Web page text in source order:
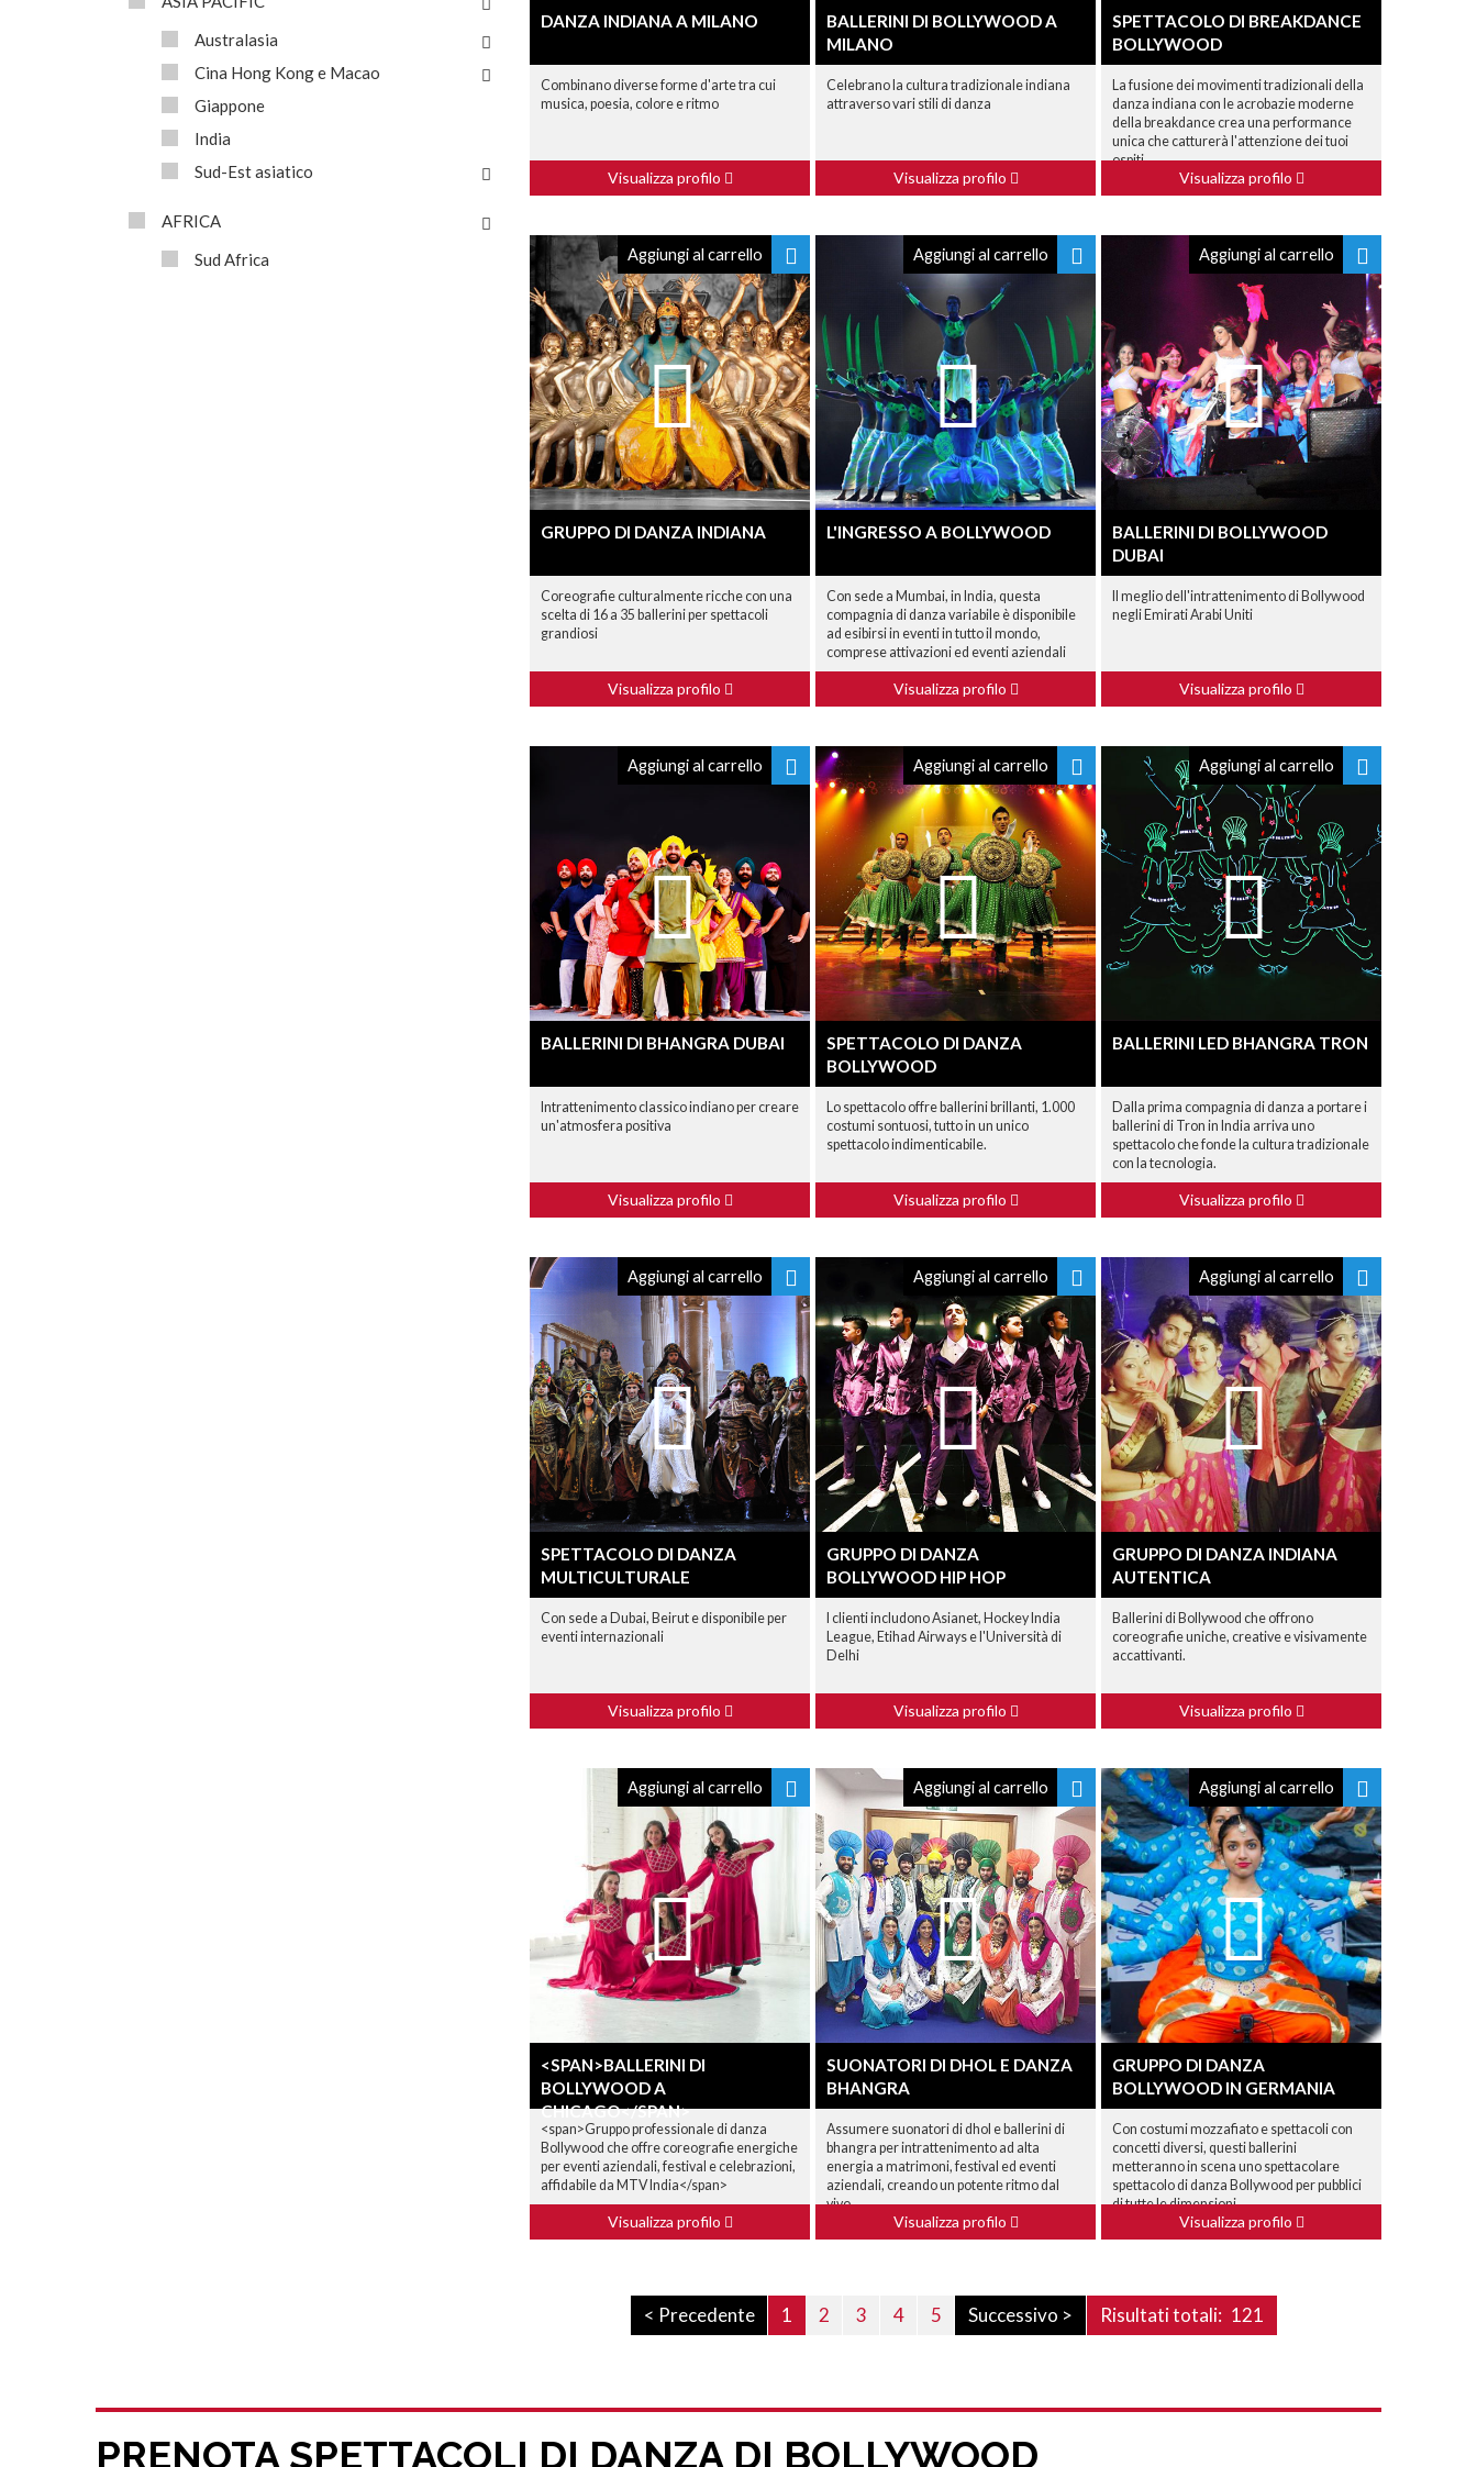
Australasia
Cina Hong Kong e Macao
Giappone
India
Sud-Est asiatico
AFRICA
Sud Africa
DANZA INDIANA A MILANO
Combinano diverse forme d'arte tra cui
musica, poesia, colore e ritmo
Visualizza profilo
BALLERINI DI BOLLYWOOD A
MILANO
Celebrano la cultura tradizionale indiana
attraverso vari stili di danza
Visualizza profilo
SPETTACOLO DI BREAKDANCE
BOLLYWOOD
La fusione dei movimenti tradizionali della
danza indiana con le acrobazie moderne
della breakdance crea una performance
unica che catturerà l'attenzione dei tuoi
ospiti.
Visualizza profilo
Aggiungi al carrello
GRUPPO DI DANZA INDIANA
Coreografie culturalmente ricche con una
scelta di 16 a 35 ballerini per spettacoli
grandiosi
Visualizza profilo
Aggiungi al carrello
L'INGRESSO A BOLLYWOOD
Con sede a Mumbai, in India, questa
compagnia di danza variabile è disponibile
ad esibirsi in eventi in tutto il mondo,
comprese attivazioni ed eventi aziendali
Visualizza profilo
Aggiungi al carrello
BALLERINI DI BOLLYWOOD
DUBAI
Il meglio dell'intrattenimento di Bollywood
negli Emirati Arabi Uniti
Visualizza profilo
Aggiungi al carrello
BALLERINI DI BHANGRA DUBAI
Intrattenimento classico indiano per creare
un'atmosfera positiva
Visualizza profilo
Aggiungi al carrello
SPETTACOLO DI DANZA
BOLLYWOOD
Lo spettacolo offre ballerini brillanti, 1.000
costumi sontuosi, tutto in un unico
spettacolo indimenticabile.
Visualizza profilo
Aggiungi al carrello
BALLERINI LED BHANGRA TRON
Dalla prima compagnia di danza a portare i
ballerini di Tron in India arriva uno
spettacolo che fonde la cultura tradizionale
con la tecnologia.
Visualizza profilo
Aggiungi al carrello
SPETTACOLO DI DANZA
MULTICULTURALE
Con sede a Dubai, Beirut e disponibile per
eventi internazionali
Visualizza profilo
Aggiungi al carrello
GRUPPO DI DANZA
BOLLYWOOD HIP HOP
I clienti includono Asianet, Hockey India
League, Etihad Airways e l'Università di
Delhi
Visualizza profilo
Aggiungi al carrello
GRUPPO DI DANZA INDIANA
AUTENTICA
Ballerini di Bollywood che offrono
coreografie uniche, creative e visivamente
accattivanti.
Visualizza profilo
Aggiungi al carrello
<SPAN>BALLERINI DI
BOLLYWOOD A
CHICAGO</SPAN>
<span>Gruppo professionale di danza
Bollywood che offre coreografie energiche
per eventi aziendali, festival e celebrazioni,
affidabile da MTV India</span>
Visualizza profilo
Aggiungi al carrello
SUONATORI DI DHOL E DANZA
BHANGRA
Assumere suonatori di dhol e ballerini di
bhangra per intrattenimento ad alta
energia a matrimoni, festival ed eventi
aziendali, creando un potente ritmo dal
vivo.
Visualizza profilo
Aggiungi al carrello
GRUPPO DI DANZA
BOLLYWOOD IN GERMANIA
Con costumi mozzafiato e spettacoli con
concetti diversi, questi ballerini
metteranno in scena uno spettacolare
spettacolo di danza Bollywood per pubblici
di tutte le dimensioni.
Visualizza profilo
< Precedente 1 2 3 4 5 Successivo > Risultati totali: 121
PRENOTA SPETTACOLI DI DANZA DI BOLLYWOOD